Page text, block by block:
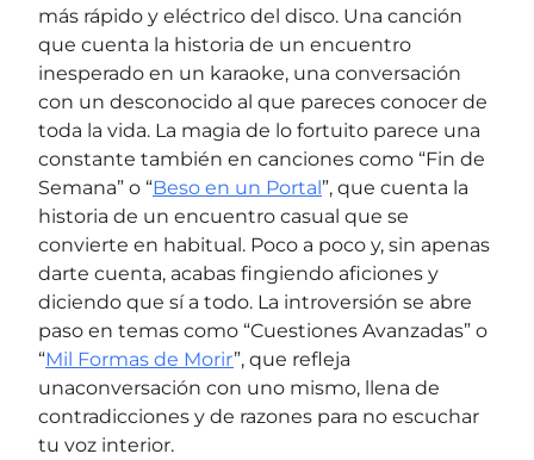
más rápido y eléctrico del disco. Una canción
que cuenta la historia de un encuentro
inesperado en un karaoke, una conversación
con un desconocido al que pareces conocer de
toda la vida. La magia de lo fortuito parece una
constante también en canciones como “Fin de
Semana” o “Beso en un Portal”, que cuenta la
historia de un encuentro casual que se
convierte en habitual. Poco a poco y, sin apenas
darte cuenta, acabas fingiendo aficiones y
diciendo que sí a todo. La introversión se abre
paso en temas como “Cuestiones Avanzadas” o
“Mil Formas de Morir”, que refleja
unaconversación con uno mismo, llena de
contradicciones y de razones para no escuchar
tu voz interior.